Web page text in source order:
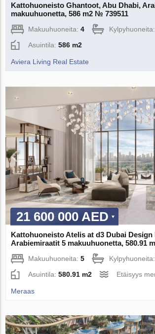
Kattohuoneisto Ghantoot, Abu Dhabi,
makuuhuonetta, 586 m2 № 739511
Makuuhuoneita:4
Asuintila:586 m2
Aviera Living Real Estate
21 600 000 AED
Kattohuoneisto Atelis at d3 Dubai
Arabiemiraatit 5 makuuhuonetta, 580.91
Makuuhuoneita:5
Asuintila:580.91 m2 Etäisyys
Meraas